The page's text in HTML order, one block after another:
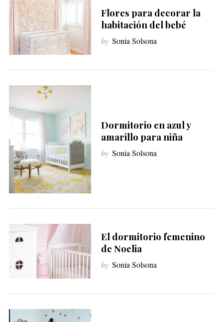
Flores para decorar la
habitación del bebé
by Sonia Solsona
Dormitorio en azul y
amarillo para niña
by Sonia Solsona
El dormitorio femenino
de Noelia
by Sonia Solsona